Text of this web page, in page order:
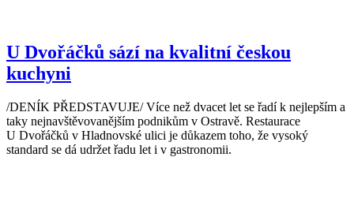
U Dvořáčků sází na kvalitní českou
kuchyni
/DENÍK PŘEDSTAVUJE/ Více než dvacet let se řadí k nejlepším a
taky nejnavštěvovanějším podnikům v Ostravě. Restaurace
U Dvořáčků v Hladnovské ulici je důkazem toho, že vysoký
standard se dá udržet řadu let i v gastronomii.